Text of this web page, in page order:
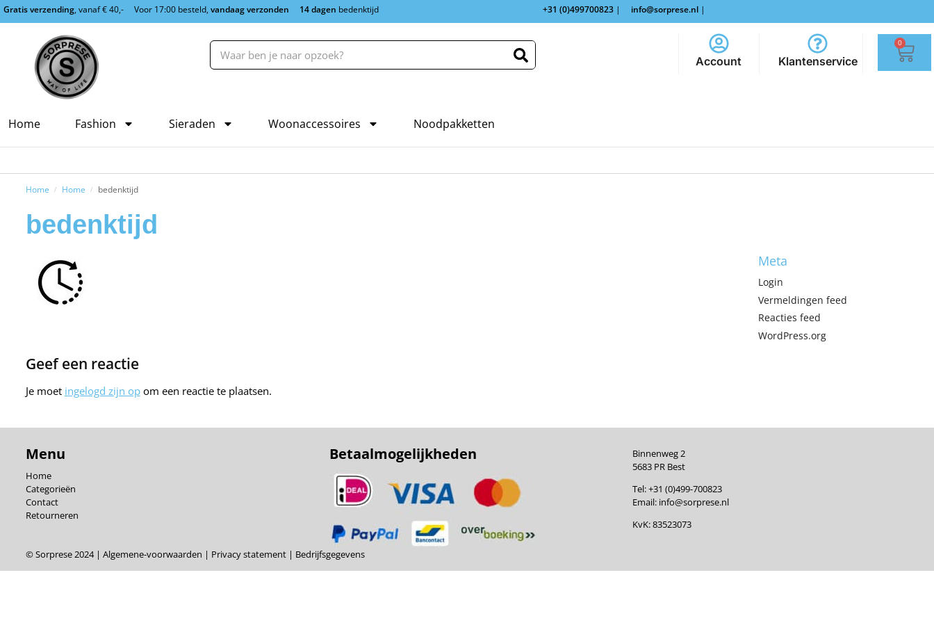
Gratis verzending, vanaf € 40,- Voor 17:00 besteld,vandaag verzonden 14 dagen bedenktijd +31 (0)499700823 | info@sorprese.nl |
Account Klantenservice
0
Home Fashion Sieraden Woonaccessoires Noodpakketten
Home / Home / bedenktijd
bedenktijd
Geef een reactie
Je moet ingelogd zijn opom een reactie te plaatsen.
Meta
Login
Vermeldingen feed
Reacties feed
WordPress.org
Menu
Home
Categorieën
Contact
Retourneren
Betaalmogelijkheden
Binnenweg 2
5683 PR Best
Tel:+31 (0)499-700823
Email: info@sorprese.nl
KvK: 83523073
© Sorprese 2024 | Algemene-voorwaarden | Privacy statement| Bedrijfsgegevens